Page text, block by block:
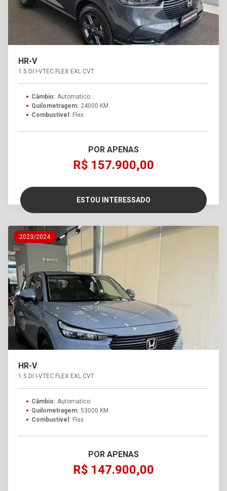
HR-V
1.5 DI I-VTEC FLEX EXL CVT
Câmbio: Automatico
Quilometragem: 24000 KM
Combustível: Flex
POR APENAS
R$ 157.900,00
ESTOU INTERESSADO
2023/2024
HR-V
1.5 DI I-VTEC FLEX EXL CVT
Câmbio: Automatico
Quilometragem: 53000 KM
Combustível: Flex
POR APENAS
R$ 147.900,00